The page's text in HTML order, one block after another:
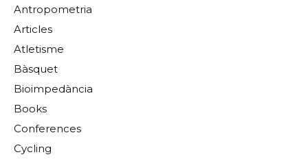
Antropometria
Articles
Atletisme
Bàsquet
Bioimpedància
Books
Conferences
Cycling